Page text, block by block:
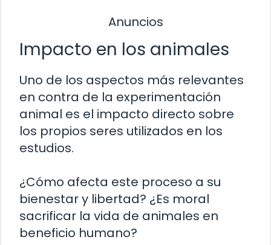
Anuncios
Impacto en los animales
Uno de los aspectos más relevantes
en contra de la experimentación
animal es el impacto directo sobre
los propios seres utilizados en los
estudios.
¿Cómo afecta este proceso a su
bienestar y libertad? ¿Es moral
sacrificar la vida de animales en
beneficio humano?